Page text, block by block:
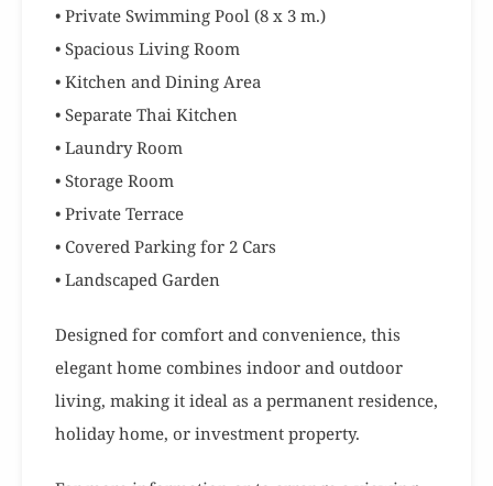
• Private Swimming Pool (8 x 3 m.)
• Spacious Living Room
• Kitchen and Dining Area
• Separate Thai Kitchen
• Laundry Room
• Storage Room
• Private Terrace
• Covered Parking for 2 Cars
• Landscaped Garden
Designed for comfort and convenience, this
elegant home combines indoor and outdoor
living, making it ideal as a permanent residence,
holiday home, or investment property.